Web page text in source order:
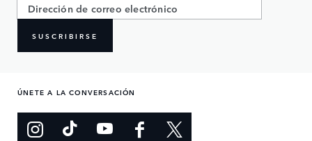
SUSCRIBIRSE
ÚNETE A LA CONVERSACIÓN